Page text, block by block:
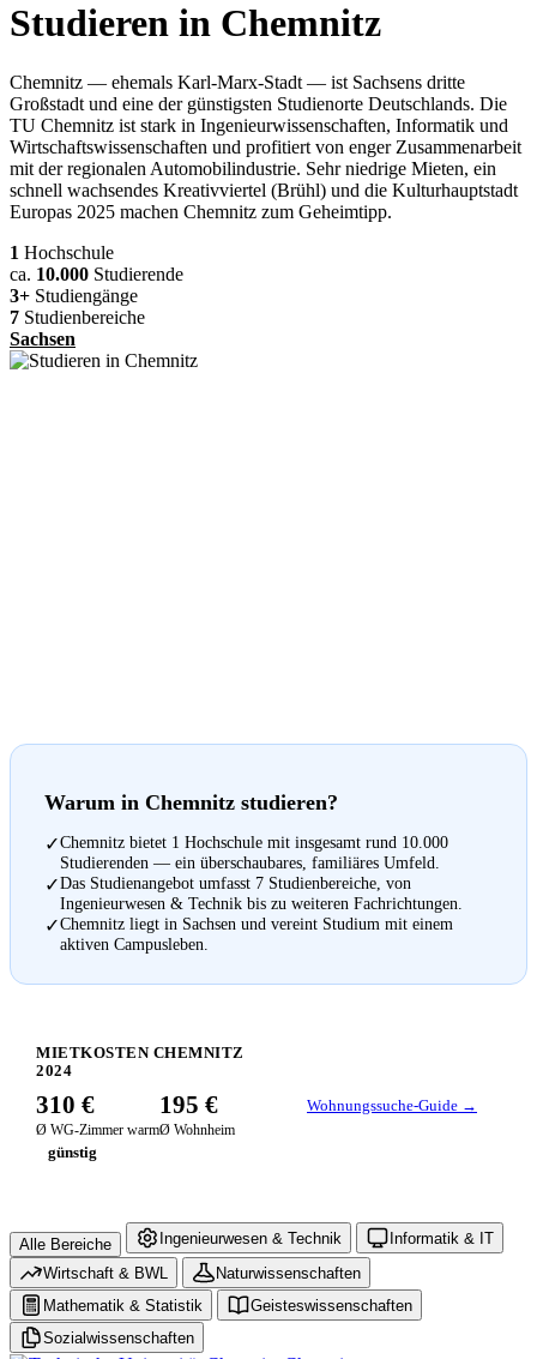
Studieren in Chemnitz
Chemnitz — ehemals Karl-Marx-Stadt — ist Sachsens dritte
Großstadt und eine der günstigsten Studienorte Deutschlands. Die
TU Chemnitz ist stark in Ingenieurwissenschaften, Informatik und
Wirtschaftswissenschaften und profitiert von enger Zusammenarbeit
mit der regionalen Automobilindustrie. Sehr niedrige Mieten, ein
schnell wachsendes Kreativviertel (Brühl) und die Kulturhauptstadt
Europas 2025 machen Chemnitz zum Geheimtipp.
1 Hochschule
ca. 10.000 Studierende
3+ Studiengänge
7 Studienbereiche
Sachsen
Warum in Chemnitz studieren?
✓Chemnitz bietet 1 Hochschule mit insgesamt rund 10.000
Studierenden — ein überschaubares, familiäres Umfeld.
✓Das Studienangebot umfasst 7 Studienbereiche, von
Ingenieurwesen & Technik bis zu weiteren Fachrichtungen.
✓Chemnitz liegt in Sachsen und vereint Studium mit einem
aktiven Campusleben.
MIETKOSTEN CHEMNITZ
2024
310 €
Ø WG-Zimmer warm
195 €
Ø Wohnheim
günstig
Wohnungssuche-Guide →
Alle Bereiche Ingenieurwesen & Technik
Informatik & IT
Wirtschaft & BWL
Naturwissenschaften
Mathematik & Statistik
Geisteswissenschaften
Sozialwissenschaften